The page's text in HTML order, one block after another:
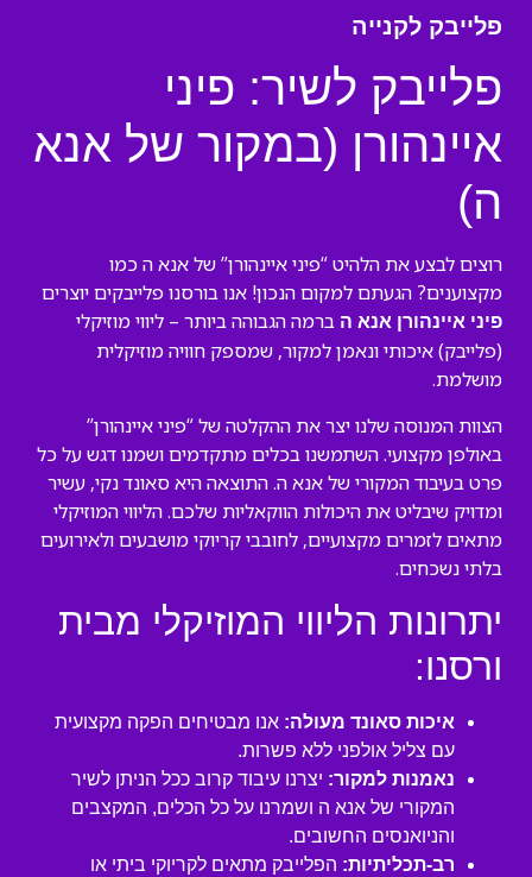
פלייבק לקנייה
פלייבק לשיר: פיני
איינהורן (במקור של אנא
ה)
רוצים לבצע את הלהיט “פיני איינהורן” של אנא ה כמו
מקצוענים? הגעתם למקום הנכון! אנו בורסנו פלייבקים יוצרים
פיני איינהורן אנא ה ברמה הגבוהה ביותר – ליווי מוזיקלי
(פלייבק) איכותי ונאמן למקור, שמספק חוויה מוזיקלית
מושלמת.
הצוות המנוסה שלנו יצר את ההקלטה של “פיני איינהורן”
באולפן מקצועי. השתמשנו בכלים מתקדמים ושמנו דגש על כל
פרט בעיבוד המקורי של אנא ה. התוצאה היא סאונד נקי, עשיר
ומדויק שיבליט את היכולות הווקאליות שלכם. הליווי המוזיקלי
מתאים לזמרים מקצועיים, לחובבי קריוקי מושבעים ולאירועים
בלתי נשכחים.
יתרונות הליווי המוזיקלי מבית
ורסנו:
איכות סאונד מעולה: אנו מבטיחים הפקה מקצועית
עם צליל אולפני ללא פשרות.
נאמנות למקור: יצרנו עיבוד קרוב ככל הניתן לשיר
המקורי של אנא ה ושמרנו על כל הכלים, המקצבים
והניואנסים החשובים.
רב-תכליתיות: הפלייבק מתאים לקריוקי ביתי או